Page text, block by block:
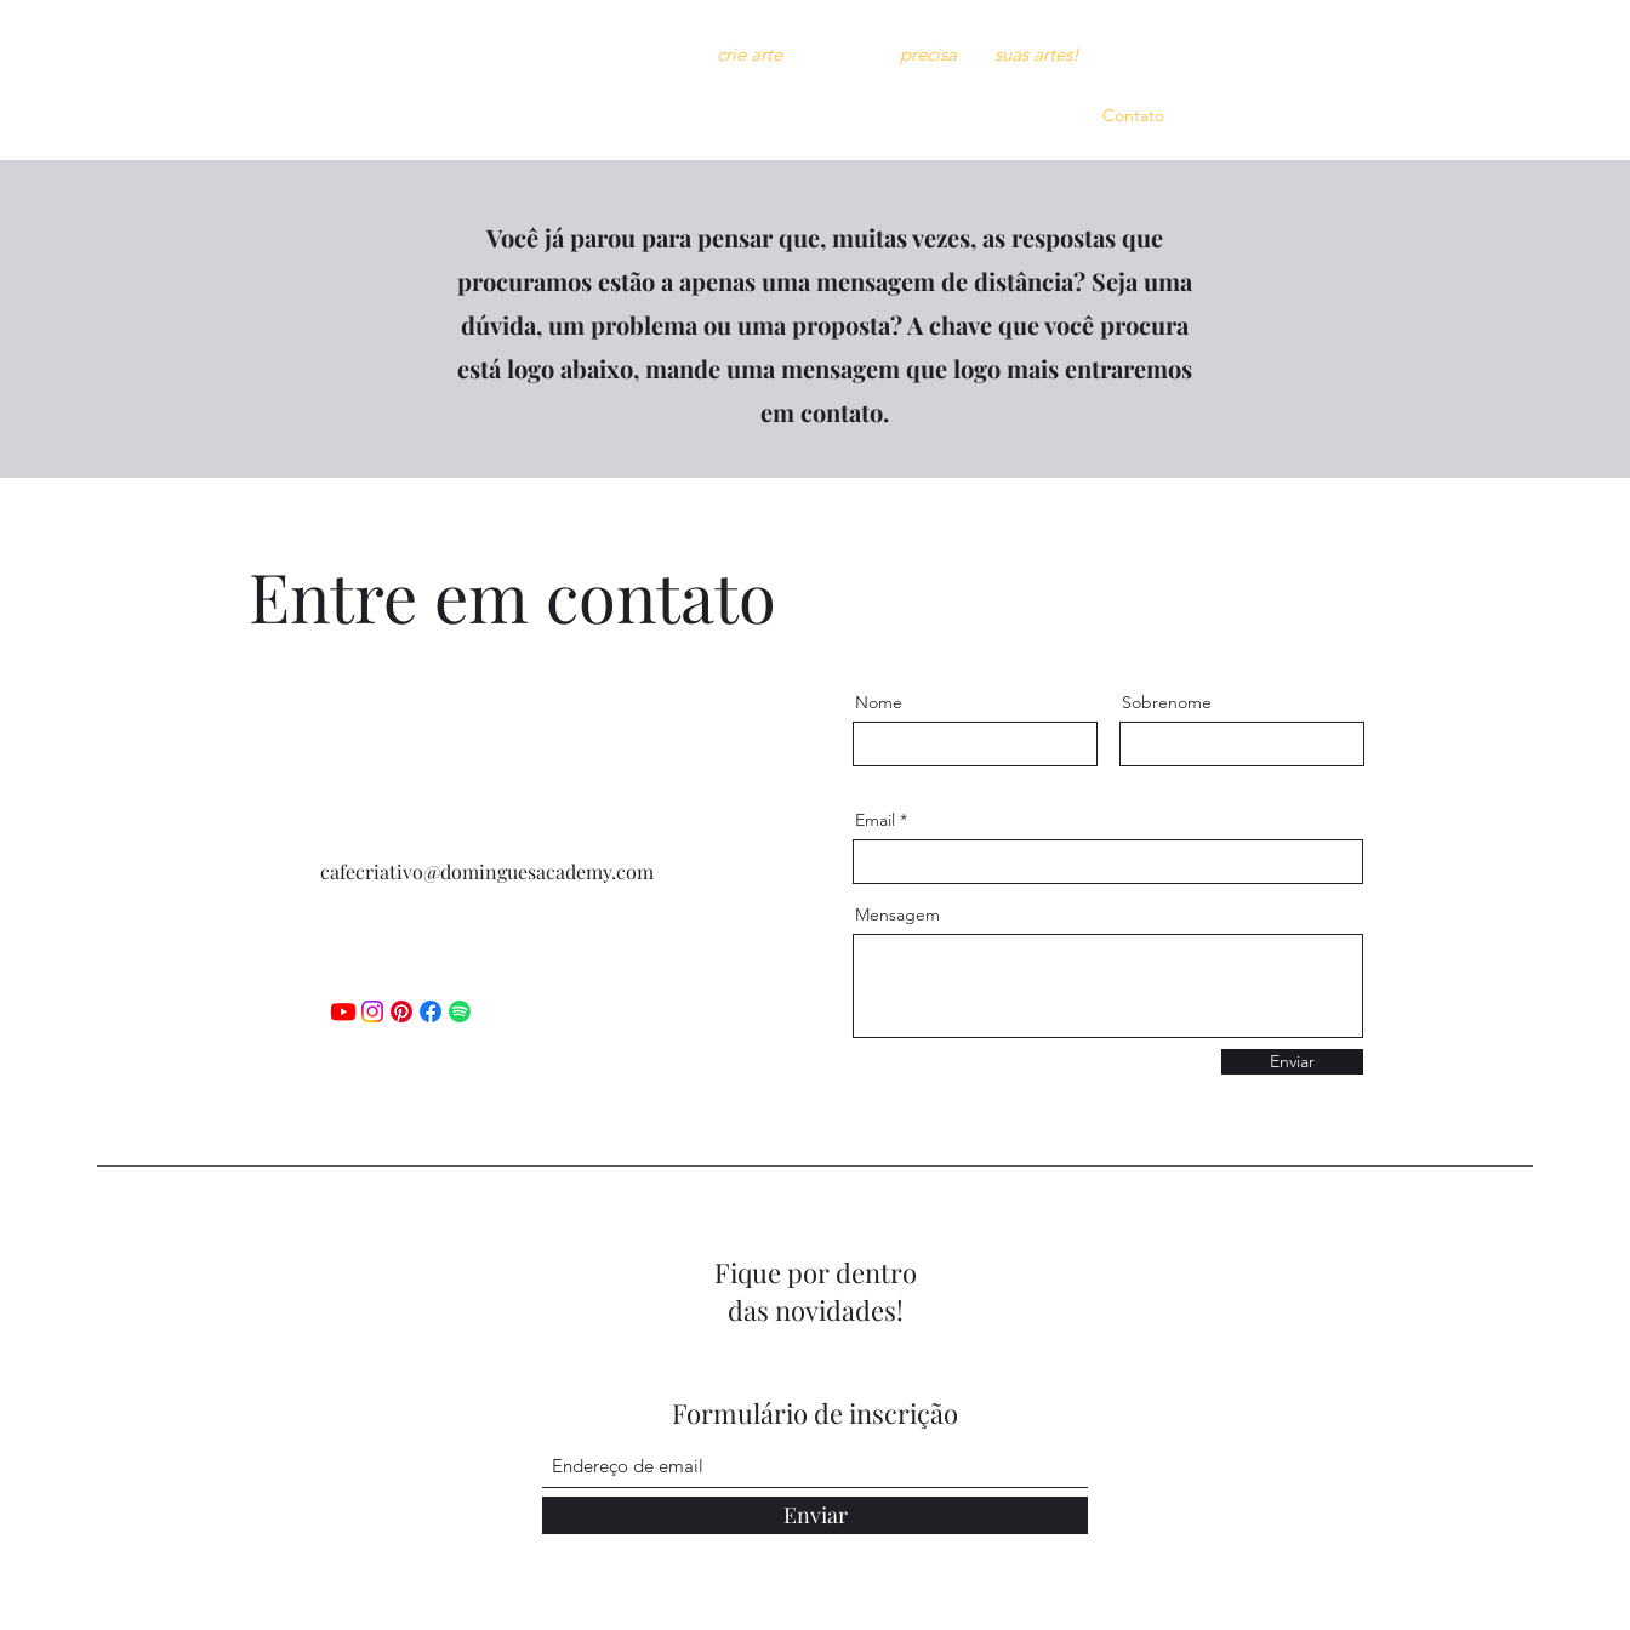
crie arteque o mundo precisa suas artes!
Contato
Você já parou para pensar que, muitas vezes, as respostas que
procuramos estão a apenas uma mensagem de distância? Seja uma
dúvida, um problema ou uma proposta? A chave que você procura
está logo abaixo, mande uma mensagem que logo mais entraremos
em contato.
Entre em contato
cafecriativo@dominguesacademy.com
Nome Sobrenome
Email
Mensagem
Enviar
Fique por dentro
das novidades!
Formulário de inscrição
Enviar